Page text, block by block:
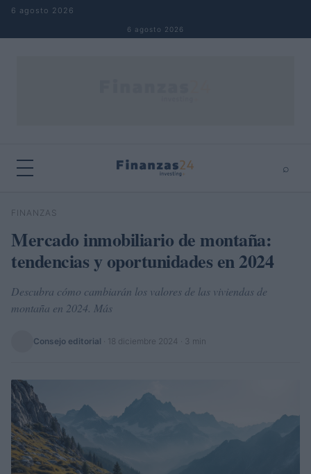
Saltar al contenido
6 agosto 2026
6 agosto 2026
⌕
Buscar
FINANZAS
Mercado inmobiliario de montaña:
tendencias y oportunidades en 2024
Descubra cómo cambiarán los valores de las viviendas de
montaña en 2024. Más
Consejo editorial 18 diciembre 2024 · 3 min